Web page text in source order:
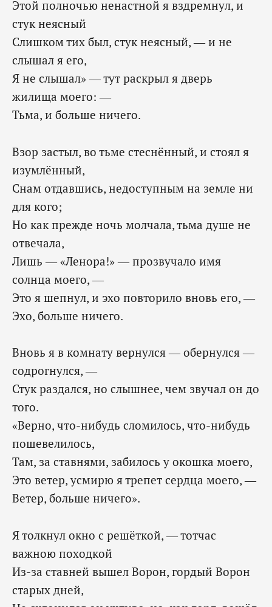
Этой полночью ненастной я вздремнул, и
стук неясный
Слишком тих был, стук неясный, — и не
слышал я его,
Я не слышал» — тут раскрыл я дверь
жилища моего: —
‎Тьма, и больше ничего.
Взор застыл, во тьме стеснённый, и стоял я
изумлённый,
Снам отдавшись, недоступным на земле ни
для кого;
Но как прежде ночь молчала, тьма душе не
отвечала,
Лишь — «Ленора!» — прозвучало имя
солнца моего, —
Это я шепнул, и эхо повторило вновь его, —
‎Эхо, больше ничего.
Вновь я в комнату вернулся — обернулся —
содрогнулся, —
Стук раздался, но слышнее, чем звучал он до
того.
«Верно, что-нибудь сломилось, что-нибудь
пошевелилось,
Там, за ставнями, забилось у окошка моего,
Это ветер, усмирю я трепет сердца моего, —
‎Ветер, больше ничего».
Я толкнул окно с решёткой, — тотчас
важною походкой
Из-за ставней вышел Ворон, гордый Ворон
старых дней,